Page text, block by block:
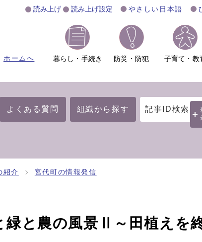
読み上げ 読み上げ設定 やさしい日本語
ホームへ 暮らし・手続き 防災・防犯 子育て・教
よくある質問 組織から探す 記事ID検索
紹介 宮代町の情報発信
と農の風景Ⅱ～田植えを